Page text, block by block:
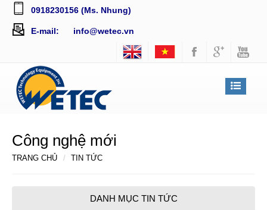
0918230156 (Ms. Nhung)
E-mail: info@wetec.vn
Công nghệ mới
TRANG CHỦ TIN TỨC
DANH MỤC TIN TỨC